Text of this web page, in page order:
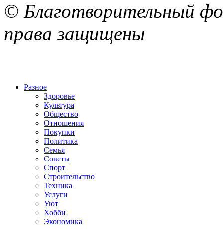
© Благотворительный
права защищены
Разное
Здоровье
Культура
Общество
Отношения
Покупки
Политика
Семья
Советы
Спорт
Строительство
Техника
Услуги
Уют
Хобби
Экономика